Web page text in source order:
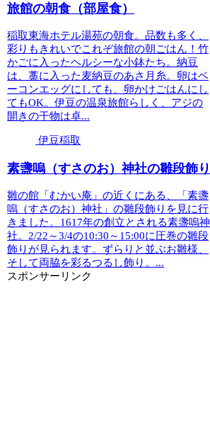
旅館の朝食（部屋食）
稲取東海ホテル湯苑の朝食。品数も多く、
彩りもきれいでこれぞ旅館の朝ごはん！竹
かごに入ったヘルシーな小鉢たち。納豆
は、藁に入った麦納豆のあさ月糸。卵はベ
ーコンエッグにしても、卵かけごはんにし
てもOK。伊豆の温泉旅館らしく、アジの
開きの干物は卓...
伊豆稲取
素盞嗚（すさのお）神社の雛段飾り
雛の館「むかい庵」の近くにある、「素盞
嗚（すさのお）神社」の雛段飾りを見に行
きました。1617年の創立とされる素盞嗚神
社。2/22～3/4の10:30～15:00に圧巻の雛段
飾りが見られます。ずらりと並ぶお雛様、
そして両脇を彩るつるし飾り。...
スポンサーリンク